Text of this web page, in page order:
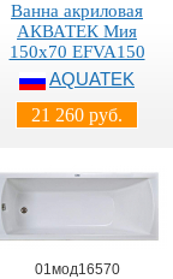
Ванна акриловая
АКВАТЕК Мия
150х70 EFVA150
AQUATEK
21 260 руб.
01мод16570